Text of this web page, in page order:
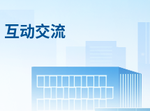
互动交流